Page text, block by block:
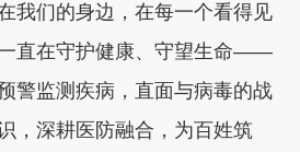
我们的身边，在每一个看得见
直在守护健康、守望生命——
警监测疾病，直面与病毒的战
，深耕医防融合，为百姓筑